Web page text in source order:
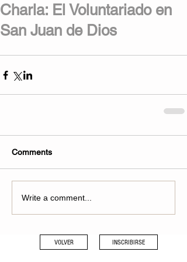
Charla: El Voluntariado en
San Juan de Dios
Comments
Write a comment...
VOLVER INSCRIBIRSE